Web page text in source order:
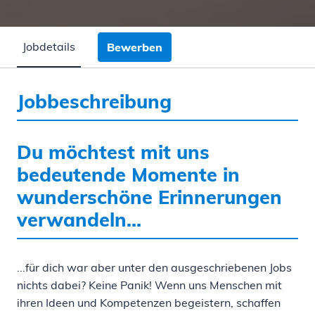
Jobdetails Bewerben
Jobbeschreibung
Du möchtest mit uns
bedeutende Momente in
wunderschöne Erinnerungen
verwandeln...
...für dich war aber unter den ausgeschriebenen Jobs
nichts dabei? Keine Panik! Wenn uns Menschen mit
ihren Ideen und Kompetenzen begeistern, schaffen